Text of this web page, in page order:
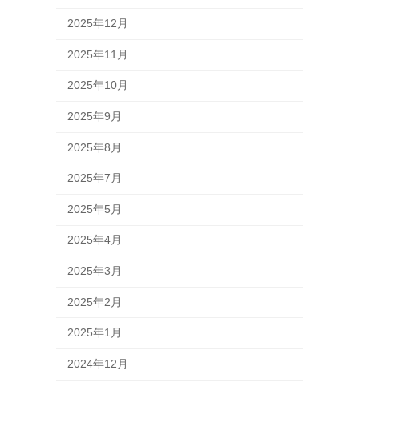
2025年12月
2025年11月
2025年10月
2025年9月
2025年8月
2025年7月
2025年5月
2025年4月
2025年3月
2025年2月
2025年1月
2024年12月